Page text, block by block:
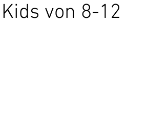
von 8-12